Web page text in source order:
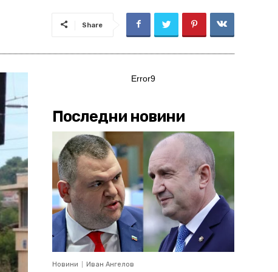
Share
Error9
Последни новини
Новини Иван Ангелов